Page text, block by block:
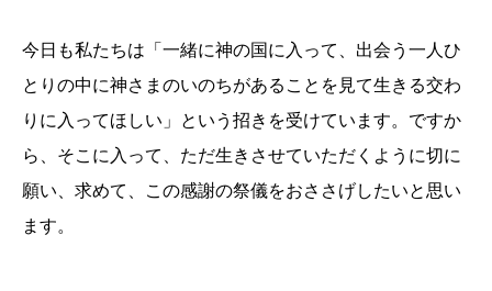
今日も私たちは「一緒に神の国に入って、出会う一人ひ
とりの中に神さまのいのちがあることを見て生きる交わ
りに入ってほしい」という招きを受けています。ですか
ら、そこに入って、ただ生きさせていただくように切に
願い、求めて、この感謝の祭儀をおささげしたいと思い
ます。